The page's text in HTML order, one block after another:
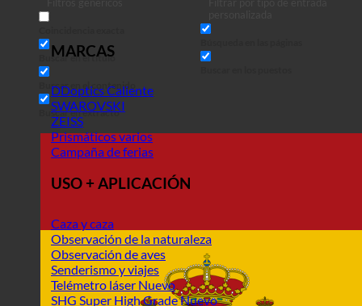
Buscar en el título
Buscar en el contenido
Buscar en extracto
MARCAS
DDoptics
SWAROVSKI
ZEISS
Prismáticos varios
Campaña de ferias
USO + APLICACIÓN
Caza y caza
Observación de la naturaleza
Observación de aves
Senderismo y viajes
Telémetro láser
SHG Super High Grade